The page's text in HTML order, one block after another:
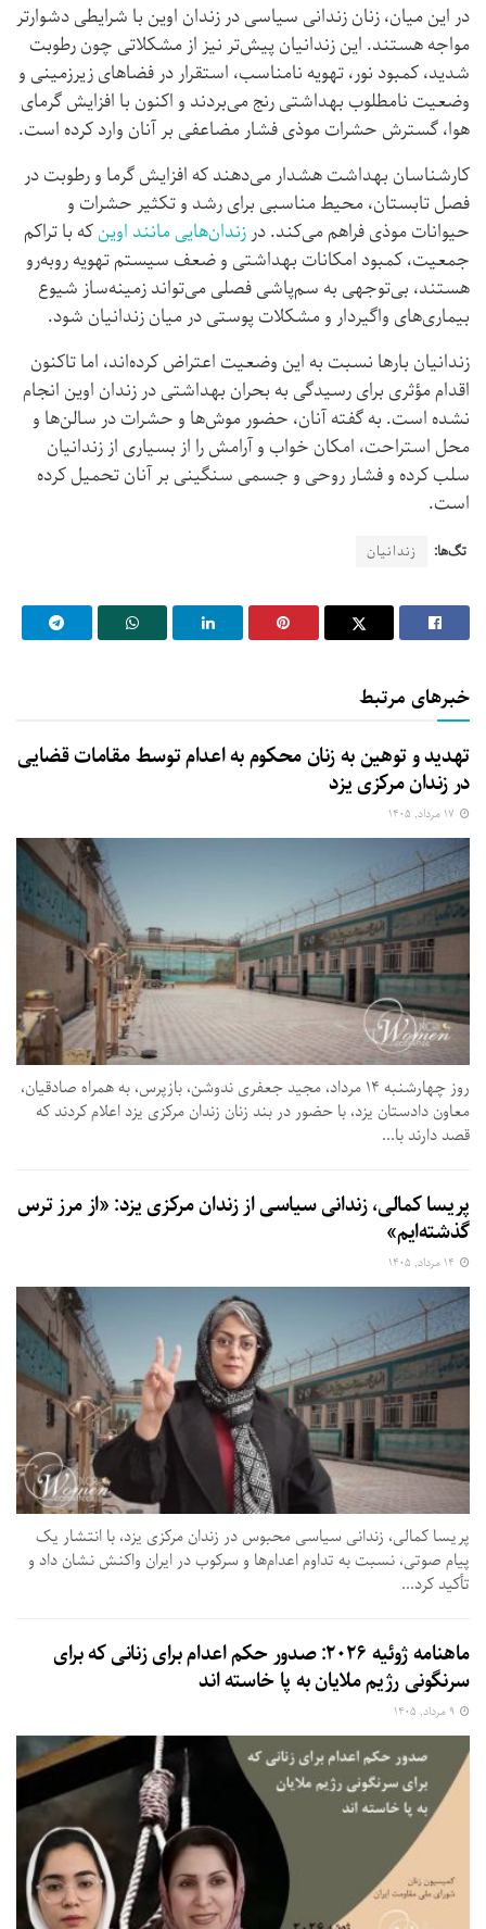
در این میان، زنان زندانی سیاسی در زندان اوین با شرایطی دشوارتر
مواجه‌ هستند. این زندانیان پیش‌تر نیز از مشکلاتی چون رطوبت
شدید، کمبود نور، تهویه نامناسب، استقرار در فضاهای زیرزمینی و
وضعیت نامطلوب بهداشتی رنج می‌بردند و اکنون با افزایش گرمای
هوا، گسترش حشرات موذی فشار مضاعفی بر آنان وارد کرده است.
کارشناسان بهداشت هشدار می‌دهند که افزایش گرما و رطوبت در
فصل تابستان، محیط مناسبی برای رشد و تکثیر حشرات و
حیوانات موذی فراهم می‌کند. در زندان‌هایی مانند اوینکه با تراکم
جمعیت، کمبود امکانات بهداشتی و ضعف سیستم تهویه روبه‌رو
هستند، بی‌توجهی به سم‌پاشی فصلی می‌تواند زمینه‌ساز شیوع
بیماری‌های واگیردار و مشکلات پوستی در میان زندانیان شود.
زندانیان بارها نسبت به این وضعیت اعتراض کرده‌اند، اما تاکنون
اقدام مؤثری برای رسیدگی به بحران بهداشتی در زندان اوین انجام
نشده است. به گفته آنان، حضور موش‌ها و حشرات در سالن‌ها و
محل استراحت، امکان خواب و آرامش را از بسیاری از زندانیان
سلب کرده و فشار روحی و جسمی سنگینی بر آنان تحمیل کرده
است.
تگ‌ها: زندانیان
خبرهای مرتبط
تهدید و توهین به زنان محکوم به اعدام توسط مقامات قضایی
در زندان مرکزی یزد
روز چهارشنبه ۱۴ مرداد، مجید جعفری ندوشن، بازپرس، به همراه صادقیان،
معاون دادستان یزد، با حضور در بند زنان زندان مرکزی یزد اعلام کردند که
قصد دارند با...
پریسا کمالی، زندانی سیاسی از زندان مرکزی یزد: «از مرز ترس
گذشته‌ایم»
پریسا کمالی، زندانی سیاسی محبوس در زندان مرکزی یزد، با انتشار یک
پیام صوتی، نسبت به تداوم اعدام‌ها و سرکوب در ایران واکنش نشان داد و
تأکید کرد...
ماهنامه ژوئیه ۲۰۲۶: صدور حکم اعدام برای زنانی که برای
سرنگونی رژیم ملایان به پا خاسته اند